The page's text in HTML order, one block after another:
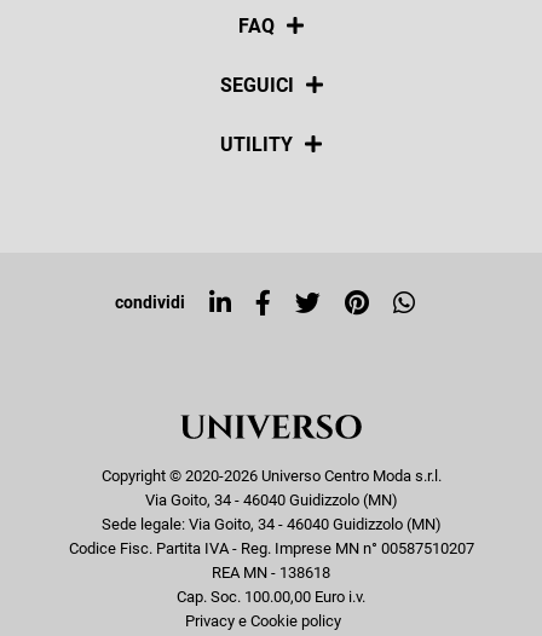
Chi siamo
FAQ
Pagamenti
SEGUICI
Social
UTILITY
Top ricerche
condividi
Copyright © 2020-2026 Universo Centro Moda s.r.l.
Via Goito, 34 - 46040 Guidizzolo (MN)
Sede legale: Via Goito, 34 - 46040 Guidizzolo (MN)
Codice Fisc. Partita IVA - Reg. Imprese MN n° 00587510207
REA MN - 138618
Cap. Soc. 100.00,00 Euro i.v.
Privacy e Cookie policy